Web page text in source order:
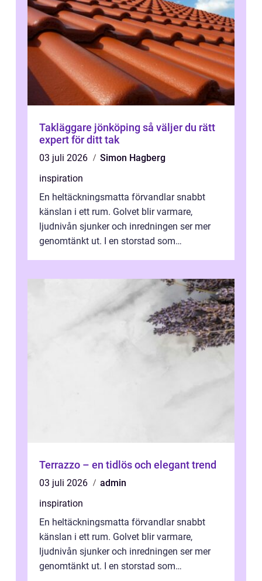
Takläggare jönköping så väljer du rätt
expert för ditt tak
03 juli 2026
Simon Hagberg
inspiration
En heltäckningsmatta förvandlar snabbt
känslan i ett rum. Golvet blir varmare,
ljudnivån sjunker och inredningen ser mer
genomtänkt ut. I en storstad som
Terrazzo – en tidlös och elegant trend
03 juli 2026
admin
inspiration
En heltäckningsmatta förvandlar snabbt
känslan i ett rum. Golvet blir varmare,
ljudnivån sjunker och inredningen ser mer
genomtänkt ut. I en storstad som